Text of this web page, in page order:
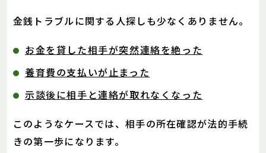
金銭トラブルに関する人探しも少なくありません。
お金を貸した相手が突然連絡を絶った
養育費の支払いが止まった
示談後に相手と連絡が取れなくなった
このようなケースでは、相手の所在確認が法的手続
きの第一歩になります。